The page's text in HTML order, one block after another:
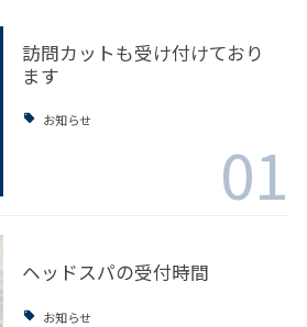
訪問カットも受け付けており
ます
お知らせ
01
ヘッドスパの受付時間
お知らせ